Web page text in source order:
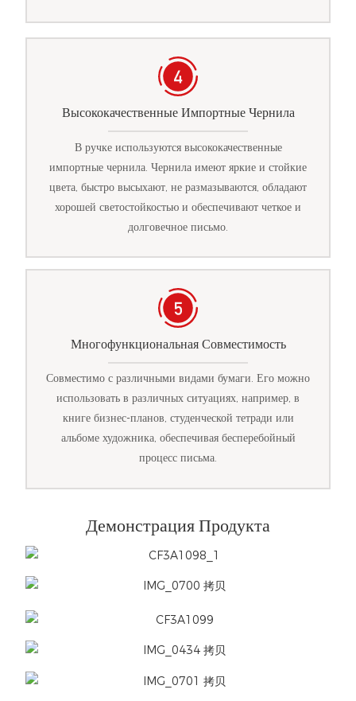
Высококачественные Импортные Чернила
В ручке используются высококачественные
импортные чернила. Чернила имеют яркие и стойкие
цвета, быстро высыхают, не размазываются, обладают
хорошей светостойкостью и обеспечивают четкое и
долговечное письмо.
Многофункциональная Совместимость
Совместимо с различными видами бумаги. Его можно
использовать в различных ситуациях, например, в
книге бизнес-планов, студенческой тетради или
альбоме художника, обеспечивая бесперебойный
процесс письма.
Демонстрация Продукта